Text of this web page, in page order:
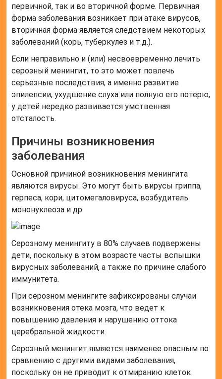
первичной, так и во вторичной форме. Первичная
форма заболевания возникает при атаке вирусов,
вторичная форма является следствием некоторых
заболеваний (корь, туберкулез и т.д.).
Если неправильно и (или) несвоевременно лечить
серозный менингит, то это может повлечь
серьезные последствия, а именно развитие
эпилепсии, ухудшение слуха или полную его потерю,
у детей нередко развивается умственная
отсталость.
Причины возникновения
заболевания
Основной причиной возникновения менингита
являются вирусы. Это могут быть вирусы гриппа,
герпеса, кори, цитомегаловируса, возбудитель
мононуклеоза и др.
Серозному менингиту в 80% случаев подвержены
дети, поскольку в этом возрасте часты вспышки
вирусных заболеваний, а также по причине слабого
иммунитета.
При серозном менингите зафиксированы случаи
возникновения отека мозга, что ведет к
повышению давления и нарушению оттока
церебральной жидкости.
Серозный менингит является наименее опасным по
сравнению с другими видами заболевания,
поскольку он не приводит к отмиранию клеток